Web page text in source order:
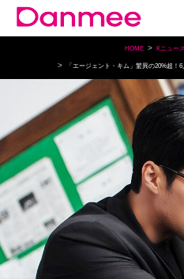
HOME Kニュース
「エージェント・キム」驚異の20%超